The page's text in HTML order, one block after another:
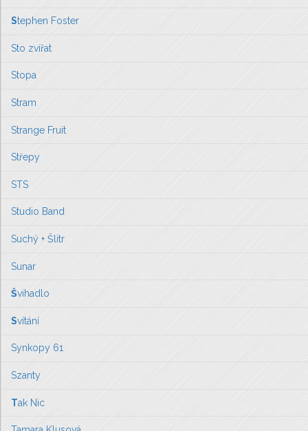
Stephen Foster
Sto zvířat
Stopa
Stram
Strange Fruit
Střepy
STS
Studio Band
Suchý + Šlitr
Sunar
Švihadlo
Svítání
Synkopy 61
Szanty
Tak Nic